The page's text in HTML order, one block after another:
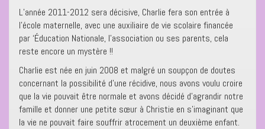
L’année 2011-2012 sera décisive, Charlie fera son entrée à
l’école maternelle, avec une auxiliaire de vie scolaire financée
par ‘Éducation Nationale, l’association ou ses parents, cela
reste encore un mystère !!
Charlie est née en juin 2008 et malgré un soupçon de doutes
concernant la possibilité d’une récidive, nous avons voulu croire
que la vie pouvait être normale et avons décidé d’agrandir notre
famille et donner une petite sœur à Christie en s’imaginant que
la vie ne pouvait faire souffrir atrocement un deuxième enfant.